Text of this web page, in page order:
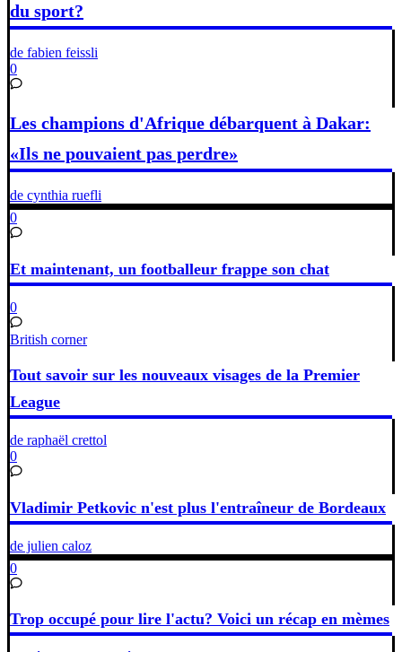
du sport?
de fabien feissli
0
Les champions d'Afrique débarquent à Dakar:
«Ils ne pouvaient pas perdre»
de cynthia ruefli
0
Et maintenant, un footballeur frappe son chat
0
British corner
Tout savoir sur les nouveaux visages de la Premier
League
de raphaël crettol
0
Vladimir Petkovic n'est plus l'entraîneur de Bordeaux
de julien caloz
0
Trop occupé pour lire l'actu? Voici un récap en mèmes